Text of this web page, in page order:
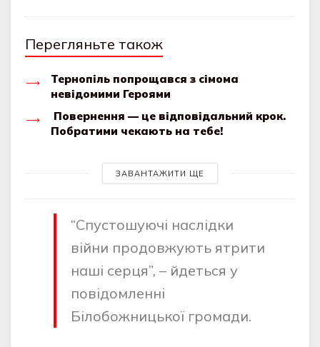
Перегляньте також
Тернопіль попрощався з сімома
невідомими Героями
Повернення — це відповідальний крок.
Побратими чекають на тебе!
ЗАВАНТАЖИТИ ЩЕ
“Спустошуючі наслідки
війни продовжують ятрити
наші серця”, – йдеться у
повідомленні
Білобожницької громади.